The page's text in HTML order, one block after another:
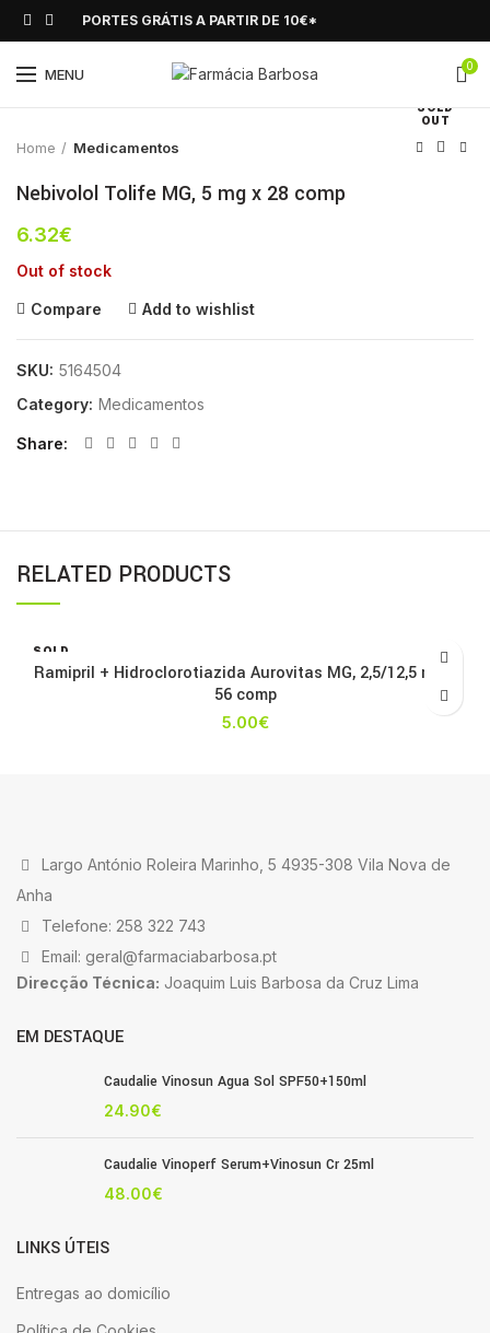
PORTES GRÁTIS A PARTIR DE 10€*
MENU 0
SOLD
OUT
Click to enlarge
Home Medicamentos
Nebivolol Tolife MG, 5 mg x 28 comp
6.32€
Out of stock
Compare Add to wishlist
SKU: 5164504
Category: Medicamentos
Share
RELATED PRODUCTS
SOLD
OUT
Ramipril + Hidroclorotiazida Aurovitas MG, 2,5/12,5 mg x
56 comp
5.00€
Largo António Roleira Marinho, 5 4935-308 Vila Nova de
Anha
Telefone: 258 322 743
Email: geral@farmaciabarbosa.pt
Direcção Técnica: Joaquim Luis Barbosa da Cruz Lima
EM DESTAQUE
Caudalie Vinosun Agua Sol SPF50+150ml
24.90€
Caudalie Vinoperf Serum+Vinosun Cr 25ml
48.00€
LINKS ÚTEIS
Entregas ao domicílio